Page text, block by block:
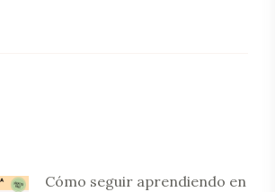
Cómo seguir aprendiendo en